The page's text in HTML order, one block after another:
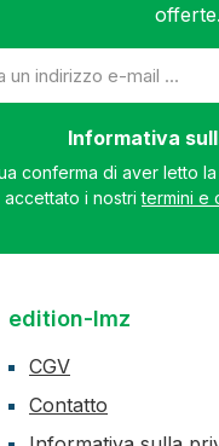
offerte.
Informativa
conferma di aver letto la
accettato i nostritermini e
edition-lmz
CGV
Contatto